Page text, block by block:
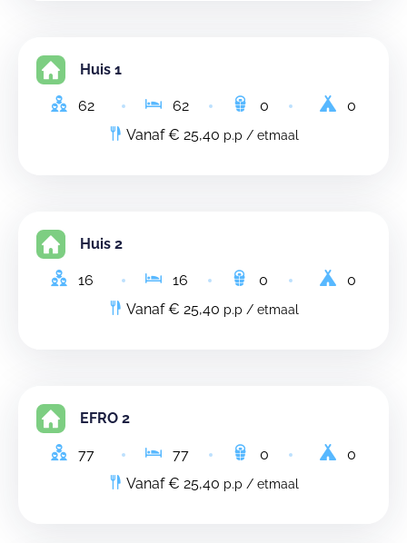
Huis 1
62 62 0
0
Vanaf € 25,40 p.p / etmaal
Huis 2
16 16 0
0
Vanaf € 25,40 p.p / etmaal
EFRO 2
77 77 0
0
Vanaf € 25,40 p.p / etmaal